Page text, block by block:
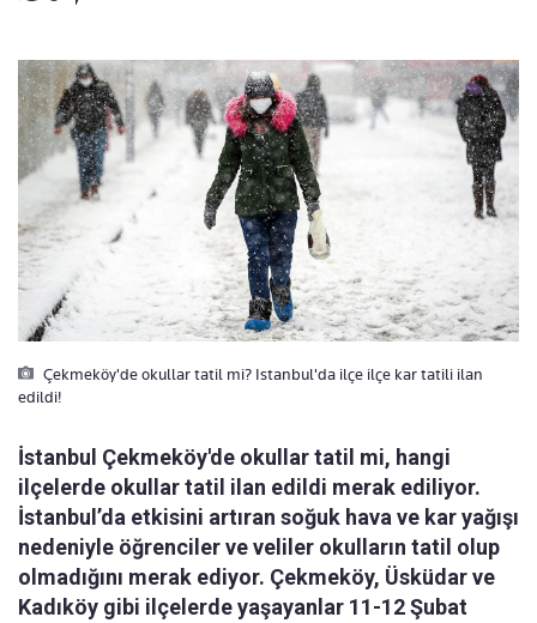
Çekmeköy'de okullar tatil mi? Istanbul'da ilçe ilçe kar tatili ilan
edildi!
İstanbul Çekmeköy'de okullar tatil mi, hangi
ilçelerde okullar tatil ilan edildi merak ediliyor.
İstanbul’da etkisini artıran soğuk hava ve kar yağışı
nedeniyle öğrenciler ve veliler okulların tatil olup
olmadığını merak ediyor. Çekmeköy, Üsküdar ve
Kadıköy gibi ilçelerde yaşayanlar 11-12 Şubat